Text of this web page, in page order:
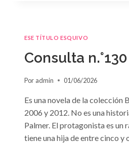
ESE TÍTULO ESQUIVO
Consulta n.°130
Por admin 01/06/2026
Es una novela de la colección
2006 y 2012. No es una
Palmer. El protagonista es un
tiene una hija de entre cinco y